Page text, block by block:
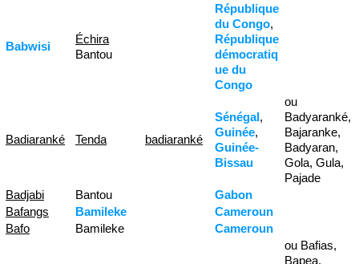
Babwisi
Échira
Bantou
République
du Congo,
République
démocratiq
ue du
Congo
Badiaranké Tenda badiaranké
Sénégal,
Guinée,
Guinée-
Bissau
ou
Badyaranké,
Bajaranke,
Badyaran,
Gola, Gula,
Pajade
Badjabi
Bantou
Gabon
Bafangs
Bamileke
Cameroun
Bafo
Bamileke
Cameroun
ou Bafias,
Bapea,